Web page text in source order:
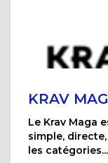
KRAV
Le Krav Maga
simple,
les catégories...